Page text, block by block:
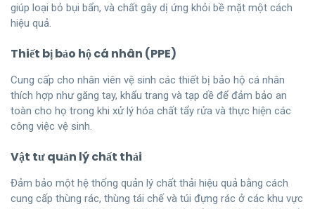
giúp loại bỏ bụi bẩn, và chất gây dị ứng khỏi bề mặt một cách
hiệu quả.
Thiết bị bảo hộ cá nhân (PPE)
Cung cấp cho nhân viên vệ sinh các thiết bị bảo hộ cá nhân
thích hợp như găng tay, khẩu trang và tạp dề để đảm bảo an
toàn cho họ trong khi xử lý hóa chất tẩy rửa và thực hiện các
công việc vệ sinh.
Vật tư quản lý chất thải
Đảm bảo một hệ thống quản lý chất thải hiệu quả bằng cách
cung cấp thùng rác, thùng tái chế và túi đựng rác ở các khu vực